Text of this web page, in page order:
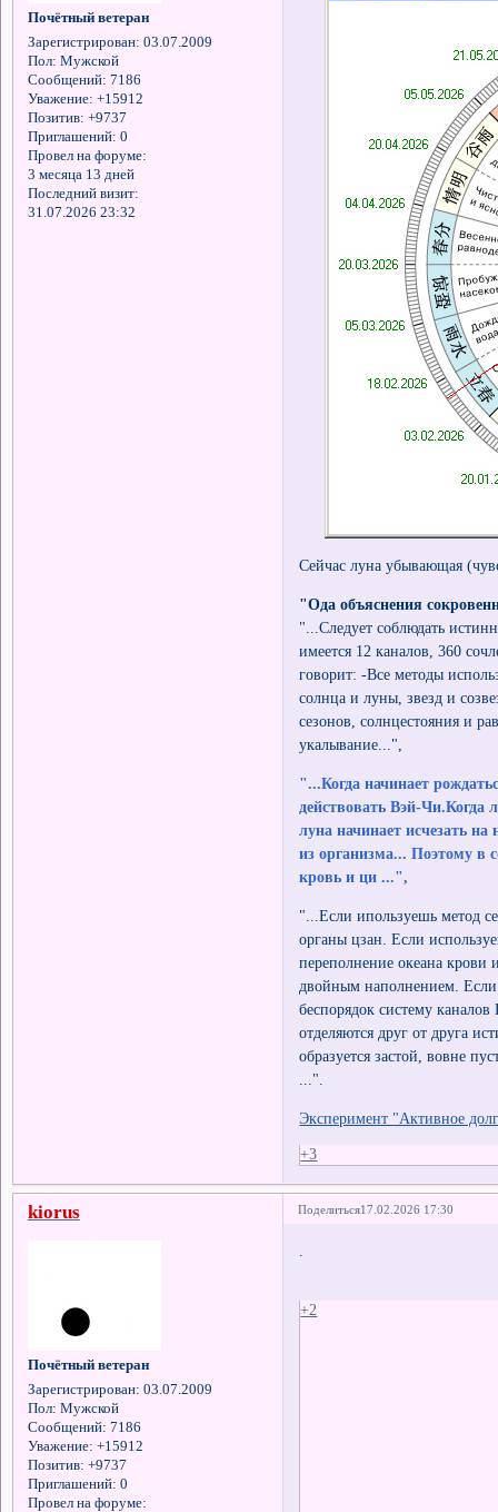
Почётный ветеран
Зарегистрирован: 03.07.2009
Пол: Мужской
Сообщений: 7186
Уважение: +15912
Позитив: +9737
Приглашений: 0
Провел на форуме:
3 месяца 13 дней
Последний визит:
31.07.2026 23:32
Сейчас луна убывающая
"Ода объяснения
"...Следует соблюдать
имеется 12 каналов, 360
говорит: -Все методы
солнца и луны, звезд и
сезонов, солнцестояния и
укалывание...",
"...Когда начинает
действовать Вэй-Чи.Когда
луна начинает исчезать
из организма... Поэтому в
кровь и ци ...",
"...Если ипользуешь метод
органы цзан. Если
переполнение океана крови
двойным наполнением. Если
беспорядок систему
отделяются друг от друга
образуется застой, вовне
...".
Эксперимент "Активное
+3
Поделиться17.02.2026 17:30
kiorus
Почётный ветеран
Зарегистрирован: 03.07.2009
Пол: Мужской
Сообщений: 7186
Уважение: +15912
Позитив: +9737
Приглашений: 0
Провел на форуме:
+2